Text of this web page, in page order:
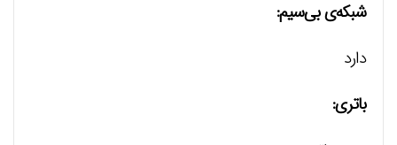
شبکه‌ی بی‌سیم:
دارد
باتری: